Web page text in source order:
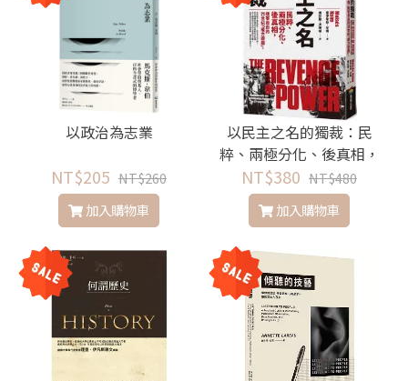
以政治為志業
NT$205 NT$260
加入購物車
以民主之名的獨裁：民
粹、兩極分化、後真相，
戕害自由的21世紀「權力
遊戲」
NT$380 NT$480
加入購物車